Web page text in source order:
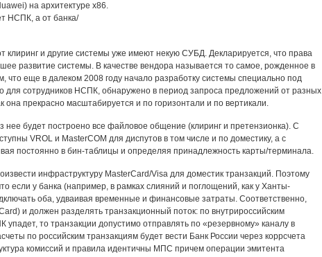
на архитектуре х86.
НСПК, а от банка/
клиринг и другие системы уже имеют некую СУБД. Декларируется, что права
развитие системы. В качестве вендора называется то самое, рожденное в
еще в далеком 2008 году начало разработку системы специально под
сотрудников НСПК, обнаружено в период запроса предложений от разных
она прекрасно масштабируется и по горизонтали и по вертикали.
будет построено все файловое общение (клиринг и претензионка). С
VROL и MasterCOM для диспутов в том числе и по доместику, а с
постоянно в бин-таблицы и определяя принадлежность карты/терминала.
инфраструктуру MasterCard/Visa для доместик транзакций. Поэтому
если у банка (например, в рамках слияний и поглощений, как у Ханты-
оба, удваивая временные и финансовые затраты. Соответственно,
и должен разделять транзакционный поток: по внутрироссийским
то транзакции допустимо отправлять по «резервному» каналу в
по российским транзакциям будет вести Банк России через коррсчета
комиссий и правила идентичны МПС причем операции эмитента